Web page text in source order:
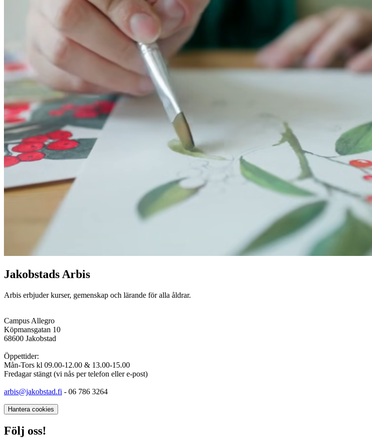
Jakobstads Arbis
Arbis erbjuder kurser, gemenskap och lärande för alla åldrar.
Campus Allegro
Köpmansgatan 10
68600 Jakobstad
Öppettider:
Mån-Tors kl 09.00-12.00 & 13.00-15.00
Fredagar stängt (vi nås per telefon eller e-post)
arbis@jakobstad.fi - 06 786 3264
Hantera cookies
Följ oss!